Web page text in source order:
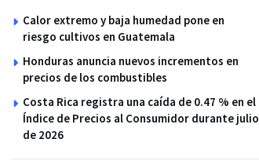
Calor extremo y baja humedad pone en
riesgo cultivos en Guatemala
Honduras anuncia nuevos incrementos en
precios de los combustibles
Costa Rica registra una caída de 0.47 % en el
Índice de Precios al Consumidor durante julio
de 2026